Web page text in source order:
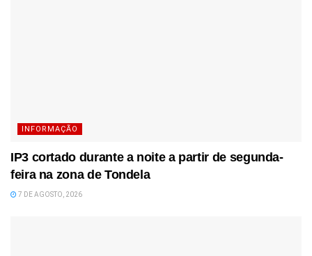
INFORMAÇÃO
IP3 cortado durante a noite a partir de segunda-
feira na zona de Tondela
7 DE AGOSTO, 2026